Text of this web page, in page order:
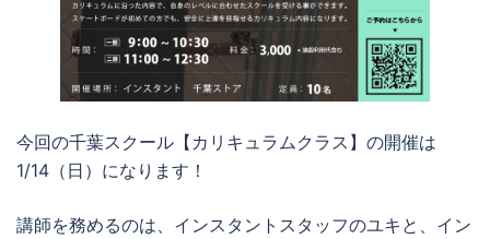
今回の千葉スクール【カリキュラムクラス】の開催は
1/14（日）になります！
講師を務めるのは、インスタントスタッフのユキと、イン